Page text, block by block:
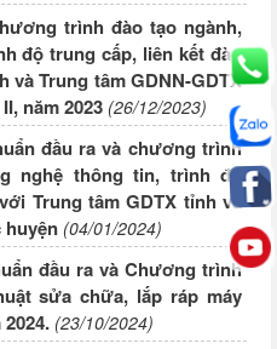
trình đào tạo ngành,
độ trung cấp, liên kết đào
và Trung tâm GDNN-GDTX
năm 2023 (26/12/2023)
đầu ra và chương trình
nghệ thông tin, trình độ
Trung tâm GDTX tỉnh và
huyện (04/01/2024)
đầu ra và Chương trình
sửa chữa, lắp ráp máy
(23/10/2024)